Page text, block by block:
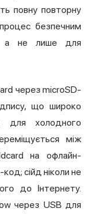
повну повторну
безпечним
а не лише для
через microSD-
що широко
для холодного
між
на офлайн-
сійд ніколи не
до Інтернету.
через USB для